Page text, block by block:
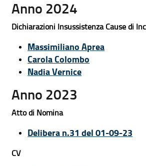
Anno 2024
Dichiarazioni Insussistenza Cause di
Massimiliano Aprea
Carola Colombo
Nadia Vernice
Anno 2023
Atto di Nomina
Delibera n.31 del 01-09-23
CV